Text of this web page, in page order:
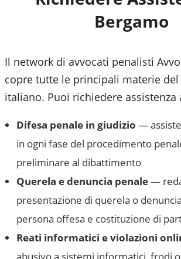
Bergamo
Il network di avvocati penalisti
copre tutte le principali materie
italiano. Puoi richiedere assistenza
Difesa penale in giudizio —
in ogni fase del procedimento
preliminare al dibattimento
Querela e denuncia penale—
presentazione di querela o
persona offesa e costituzione di
Reati informatici e violazioni